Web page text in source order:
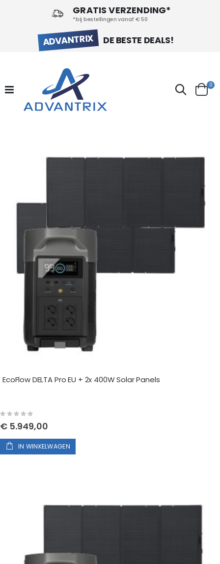
GRATIS VERZENDING*
*bij bestellingen vanaf € 50
ADVANTRIX DE BESTE DEALS!
Search
Cart
0
EcoFlow DELTA Pro EU + 2x 400W Solar Panels
Rating:
€ 5.949,00
IN WINKELWAGEN